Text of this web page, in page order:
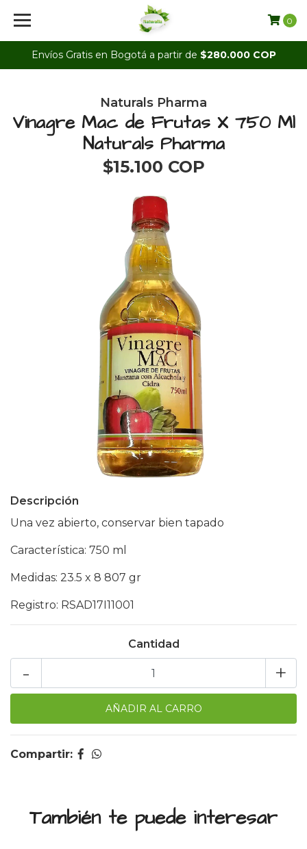
Envíos Gratis en Bogotá a partir de $280.000 COP
0
Naturals Pharma
Vinagre Mac de Frutas X 750 Ml
Naturals Pharma
$15.100 COP
Descripción
Una vez abierto, conservar bien tapado
Característica: 750 ml
Medidas: 23.5 x 8 807 gr
Registro: RSAD17I11001
Cantidad
+
-
Compartir:
También te puede interesar